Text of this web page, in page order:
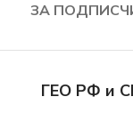
ЗА
ГЕО РФ и